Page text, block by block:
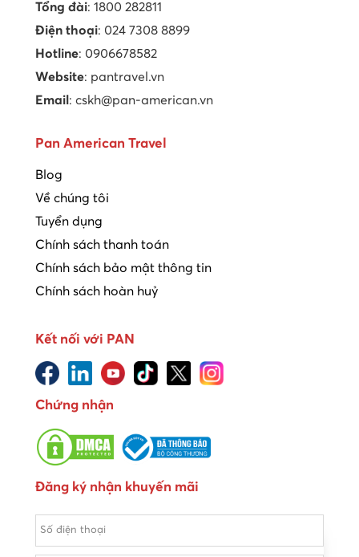
Tổng đài: 1800 282811
Điện thoại: 024 7308 8899
Hotline: 0906678582
Website: pantravel.vn
Email : cskh@pan-american.vn
Pan American Travel
Blog
Về chúng tôi
Tuyển dụng
Chính sách thanh toán
Chính sách bảo mật thông tin
Chính sách hoàn huỷ
Kết nối với PAN
Chứng nhận
Đăng ký nhận khuyến mãi